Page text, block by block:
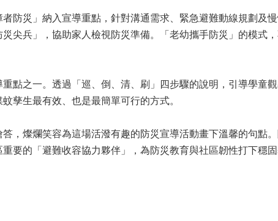
防災」納入宣導重點，針對溝通需求、緊急避難動線規劃及
尖兵」，協助家人檢視防災準備。「老幼攜手防災」的模式
點之一。透過「巡、倒、清、刷」四步驟的說明，引導學童
孳生最有效、也是最簡單可行的方式。
，燦爛笑容為這場活潑有趣的防災宣導活動畫下溫馨的句點
要的「避難收容協力夥伴」，為防災教育與社區韌性打下穩固